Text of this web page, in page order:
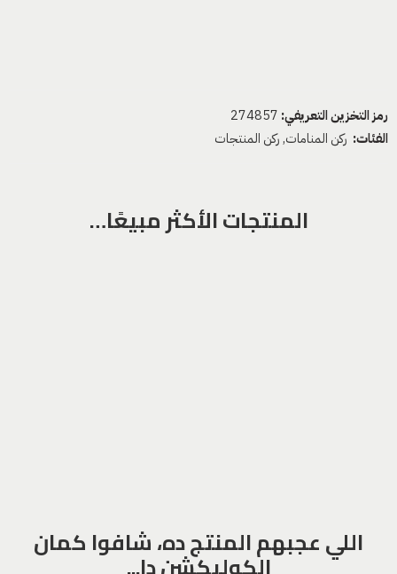
رمز التخزين التعريفي: 274857
الفئات: ركن المنامات,ركن المنتجات
المنتجات الأكثر مبيعًا…
اللي عجبهم المنتج ده، شافوا كمان